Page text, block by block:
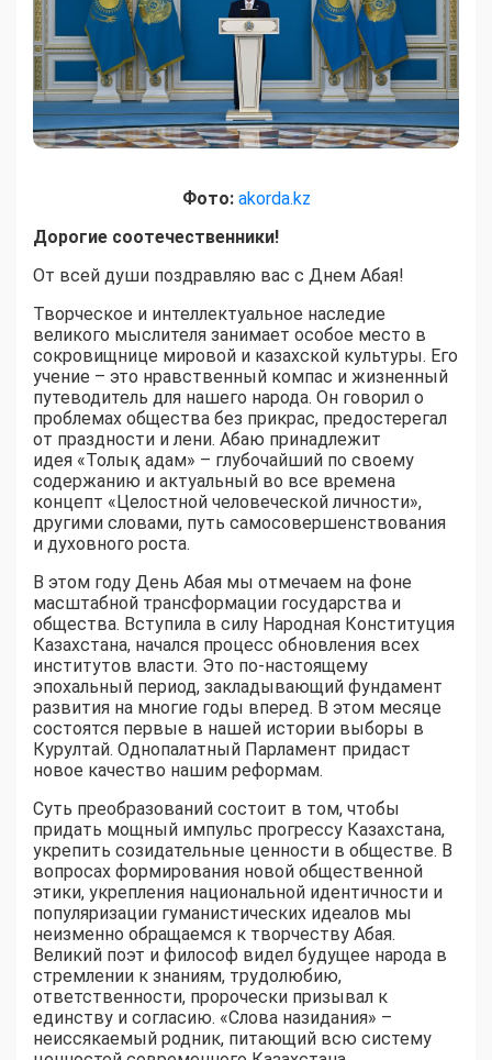
Фото: akorda.kz
Дорогие соотечественники!
От всей души поздравляю вас с Днем Абая!
Творческое и интеллектуальное наследие
великого мыслителя занимает особое место в
сокровищнице мировой и казахской культуры. Его
учение – это нравственный компас и жизненный
путеводитель для нашего народа. Он говорил о
проблемах общества без прикрас, предостерегал
от праздности и лени. Абаю принадлежит
идея «Толық адам» – глубочайший по своему
содержанию и актуальный во все времена
концепт «Целостной человеческой личности»,
другими словами, путь самосовершенствования
и духовного роста.
В этом году День Абая мы отмечаем на фоне
масштабной трансформации государства и
общества. Вступила в силу Народная Конституция
Казахстана, начался процесс обновления всех
институтов власти. Это по-настоящему
эпохальный период, закладывающий фундамент
развития на многие годы вперед. В этом месяце
состоятся первые в нашей истории выборы в
Курултай. Однопалатный Парламент придаст
новое качество нашим реформам.
Суть преобразований состоит в том, чтобы
придать мощный импульс прогрессу Казахстана,
укрепить созидательные ценности в обществе. В
вопросах формирования новой общественной
этики, укрепления национальной идентичности и
популяризации гуманистических идеалов мы
неизменно обращаемся к творчеству Абая.
Великий поэт и философ видел будущее народа в
стремлении к знаниям, трудолюбию,
ответственности, пророчески призывал к
единству и согласию. «Слова назидания» –
неиссякаемый родник, питающий всю систему